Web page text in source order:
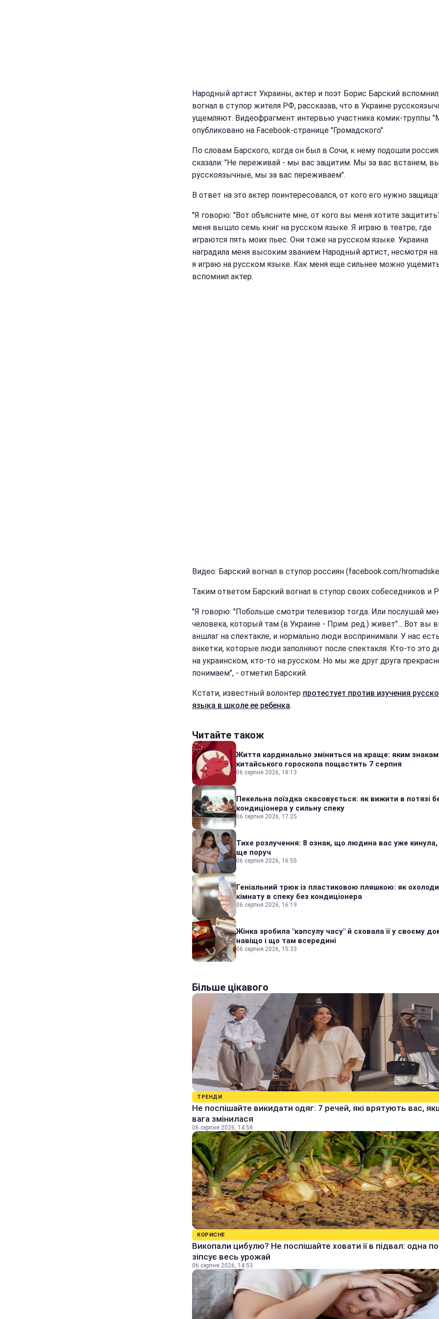
Народный артист Украины, актер и поэт Борис Барский
вогнал в ступор жителя РФ, рассказав, что в Украине
ущемляют. Видеофрагмент интервью участника комик-труппы
опубликовано на Facebook-странице "Громадского".
По словам Барского, когда он был в Сочи, к нему подошли
сказали: "Не переживай - мы вас защитим. Мы за вас встанем,
русскоязычные, мы за вас переживаем".
В ответ на это актер поинтересовался, от кого его нужно
"Я говорю: "Вот объясните мне, от кого вы меня хотите
меня вышло семь книг на русском языке. Я играю в театре, где
играются пять моих пьес. Они тоже на русском языке. Украина
наградила меня высоким званием Народный артист, несмотря на
я играю на русском языке. Как меня еще сильнее можно
вспомнил актер.
Видео: Барский вогнал в ступор россиян (facebook.com/
Таким ответом Барский вогнал в ступор своих собеседников и
"Я говорю: "Побольше смотри телевизор тогда. Или послушай
человека, который там (в Украине - Прим. ред.) живет"... Вот вы
аншлаг на спектакле, и нормально люди воспринимали. У нас есть
анкетки, которые люди заполняют после спектакля. Кто-то это
на украинском, кто-то на русском. Но мы же друг друга
понимаем", - отметил Барский.
Кстати, известный волонтер протестует против изучения
языка в школе ее ребенка.
Читайте також
Життя кардинально зміниться на краще: яким знакам
китайського гороскопа пощастить 7 серпня
06 серпня 2026, 18:13
Пекельна поїздка скасовується: як вижити в потязі
кондиціонера у сильну спеку
06 серпня 2026, 17:25
Тихе розлучення: 8 ознак, що людина вас уже кинула,
ще поруч
06 серпня 2026, 16:55
Геніальний трюк із пластиковою пляшкою: як
кімнату в спеку без кондиціонера
06 серпня 2026, 16:19
Жінка зробила "капсулу часу" й сховала її у своєму
навіщо і що там всередині
06 серпня 2026, 15:33
Більше цікавого
ТРЕНДИ
Не поспішайте викидати одяг: 7 речей, які врятують вас,
вага змінилася
06 серпня 2026, 14:58
КОРИСНЕ
Викопали цибулю? Не поспішайте ховати її в підвал: одна
зіпсує весь урожай
06 серпня 2026, 14:53